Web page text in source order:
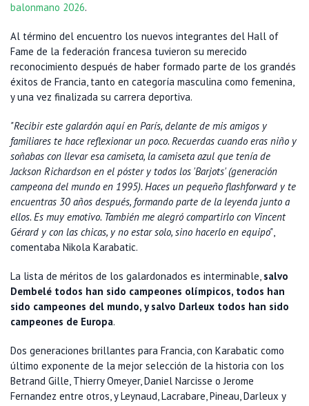
balonmano 2026.
Al término del encuentro los nuevos integrantes del Hall of
Fame de la federación francesa tuvieron su merecido
reconocimiento después de haber formado parte de los grandés
éxitos de Francia, tanto en categoría masculina como femenina,
y una vez finalizada su carrera deportiva.
"Recibir este galardón aquí en París, delante de mis amigos y
familiares te hace reflexionar un poco. Recuerdas cuando eras niño y
soñabas con llevar esa camiseta, la camiseta azul que tenía de
Jackson Richardson en el póster y todos los 'Barjots' (generación
campeona del mundo en 1995). Haces un pequeño flashforward y te
encuentras 30 años después, formando parte de la leyenda junto a
ellos. Es muy emotivo. También me alegró compartirlo con Vincent
Gérard y con las chicas, y no estar solo, sino hacerlo en equipo",
comentaba Nikola Karabatic.
La lista de méritos de los galardonados es interminable, salvo
Dembelé todos han sido campeones olímpicos, todos han
sido campeones del mundo, y salvo Darleux todos han sido
campeones de Europa.
Dos generaciones brillantes para Francia, con Karabatic como
último exponente de la mejor selección de la historia con los
Betrand Gille, Thierry Omeyer, Daniel Narcisse o Jerome
Fernandez entre otros, y Leynaud, Lacrabare, Pineau, Darleux y